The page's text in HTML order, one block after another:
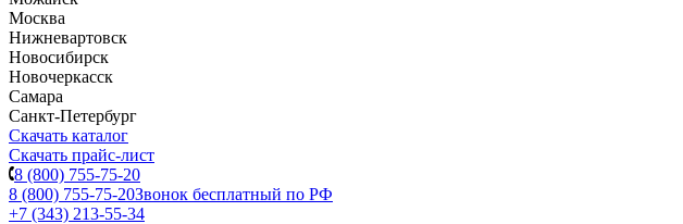
Москва
Нижневартовск
Новосибирск
Новочеркасск
Самара
Санкт-Петербург
Скачать каталог
Скачать прайс-лист
8 (800) 755-75-20
8 (800) 755-75-20Звонок бесплатный по РФ
+7 (343) 213-55-34